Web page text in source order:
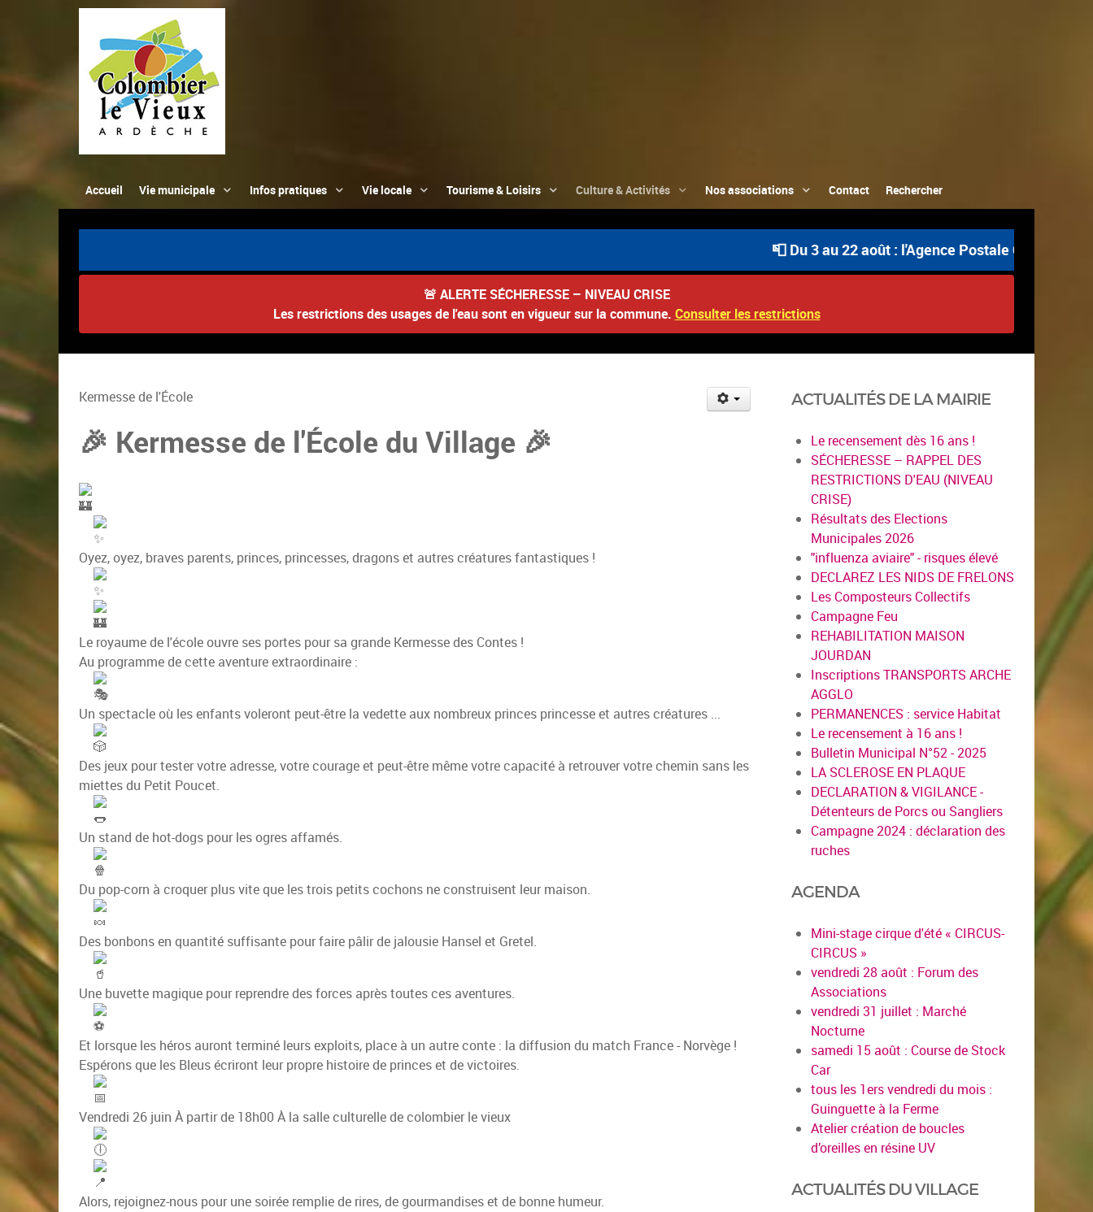
Accueil Vie municipale Infos pratiques Vie locale Tourisme & Loisirs Culture & Activités Nos associations Contact Rechercher
📮 Du 3 au 22 août : l'Agence Postale Communale est
🚨 ALERTE SÉCHERESSE – NIVEAU CRISE
Les restrictions des usages de l'eau sont en vigueur sur la commune. Consulter les restrictions
Kermesse de l'École
🎉 Kermesse de l'École du Village 🎉
Oyez, oyez, braves parents, princes, princesses, dragons et autres créatures fantastiques !
Le royaume de l'école ouvre ses portes pour sa grande Kermesse des Contes !
Au programme de cette aventure extraordinaire :
Un spectacle où les enfants voleront peut-être la vedette aux nombreux princes princesse et autres créatures ...
Des jeux pour tester votre adresse, votre courage et peut-être même votre capacité à retrouver votre chemin sans les
miettes du Petit Poucet.
Un stand de hot-dogs pour les ogres affamés.
Du pop-corn à croquer plus vite que les trois petits cochons ne construisent leur maison.
Des bonbons en quantité suffisante pour faire pâlir de jalousie Hansel et Gretel.
Une buvette magique pour reprendre des forces après toutes ces aventures.
Et lorsque les héros auront terminé leurs exploits, place à un autre conte : la diffusion du match France - Norvège !
Espérons que les Bleus écriront leur propre histoire de princes et de victoires.
Vendredi 26 juin À partir de 18h00 À la salle culturelle de colombier le vieux
Alors, rejoignez-nous pour une soirée remplie de rires, de gourmandises et de bonne humeur.
ACTUALITÉS DE LA MAIRIE
Le recensement dès 16 ans !
SÉCHERESSE – RAPPEL DES
RESTRICTIONS D'EAU (NIVEAU
CRISE)
Résultats des Elections
Municipales 2026
"influenza aviaire" - risques élevé
DECLAREZ LES NIDS DE FRELONS
Les Composteurs Collectifs
Campagne Feu
REHABILITATION MAISON
JOURDAN
Inscriptions TRANSPORTS ARCHE
AGGLO
PERMANENCES : service Habitat
Le recensement à 16 ans !
Bulletin Municipal N°52 - 2025
LA SCLEROSE EN PLAQUE
DECLARATION & VIGILANCE -
Détenteurs de Porcs ou Sangliers
Campagne 2024 : déclaration des
ruches
AGENDA
Mini-stage cirque d'été « CIRCUS-
CIRCUS »
vendredi 28 août : Forum des
Associations
vendredi 31 juillet : Marché
Nocturne
samedi 15 août : Course de Stock
Car
tous les 1ers vendredi du mois :
Guinguette à la Ferme
Atelier création de boucles
d’oreilles en résine UV
ACTUALITÉS DU VILLAGE